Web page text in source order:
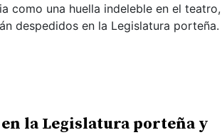
como una huella indeleble en el teatro,
despedidos en la Legislatura porteña.
la Legislatura porteña y